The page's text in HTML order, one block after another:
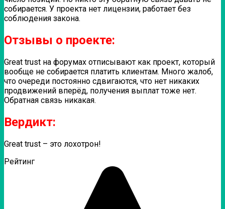
собирается. У проекта нет лицензии, работает без
соблюдения закона.
Отзывы о проекте:
Great trust на форумах отписывают как проект, который
вообще не собирается платить клиентам. Много жалоб,
что очереди постоянно сдвигаются, что нет никаких
продвижений вперёд, получения выплат тоже нет.
Обратная связь никакая.
Вердикт:
Great trust – это лохотрон!
Рейтинг